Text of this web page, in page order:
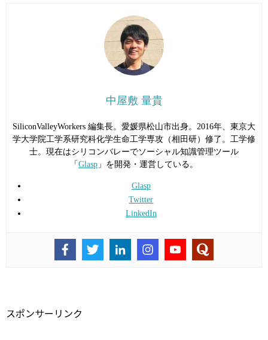
中屋敷 量貴
SiliconValleyWorkers 編集長。愛媛県松山市出身。2016年、東京大
学大学院工学系研究科化学生命工学専攻（相田研）修了。工学修
士。現在はシリコンバレーでソーシャル知識管理ツール
「 Glasp 」を開発・運営している。
Glasp
Twitter
LinkedIn
スポンサーリンク